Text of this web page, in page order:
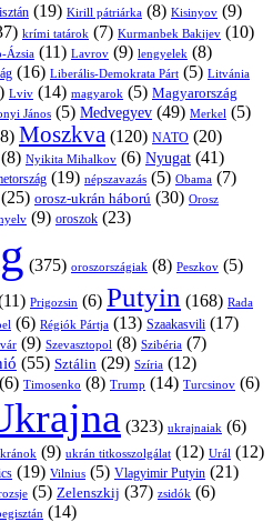
(19) Kirill pátriárka (8) Kisinyov (9)
krími tatárok (7) Kurmanbek Bakijev (10)
Ázsia (11) Lavrov (9) lengyelek (8)
(16) Liberális-Demokrata Párt (5) Litvánia
Lviv (14) magyarok (5) Magyarország
János (5) Medvegyev (49) Merkel (5)
Moszkva (120) NATO (20)
(8) Nyikita Mihalkov (6) Nyugat (41)
(19) népszavazás (5) Obama (7)
(25) orosz-ukrán háború (30) Orosz
(9) oroszok (23)
(375) oroszországiak (8) Peszkov (5)
Prigozsin (6) Putyin (168) Rada
(6) Régiók Pártja (13) Szaakasvili (17)
(9) Szevasztopol (8) Szibéria (7)
(55) Sztálin (29) Szíria (12)
(6) Timosenko (8) Trump (14) Turcsinov (6)
(323) ukrajnaiak (6)
(9) ukrán titkosszolgálat (12) Urál (12)
(19) Vilnius (5) Vlagyimir Putyin (21)
(5) Zelenszkij (37) zsidók (6)
(14)